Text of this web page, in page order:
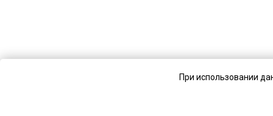
При использовании